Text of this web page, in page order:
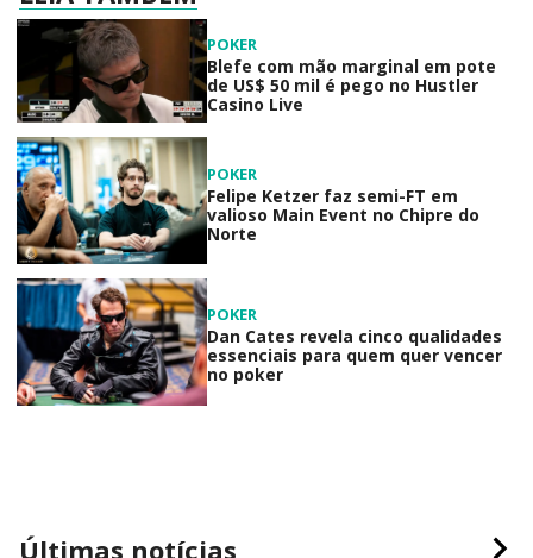
POKER
Blefe com mão marginal em pote
de US$ 50 mil é pego no Hustler
Casino Live
POKER
Felipe Ketzer faz semi-FT em
valioso Main Event no Chipre do
Norte
POKER
Dan Cates revela cinco qualidades
essenciais para quem quer vencer
no poker
Últimas notícias